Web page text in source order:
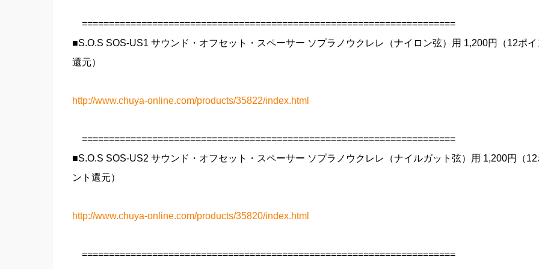
=====================================================================
■S.O.S SOS-US1 サウンド・オフセット・スペーサー ソプラノウクレレ（ナイロン弦）用 1,200円（12ポイ
還元）
http://www.chuya-online.com/products/35822/index.html
=====================================================================
■S.O.S SOS-US2 サウンド・オフセット・スペーサー ソプラノウクレレ（ナイルガット弦）用 1,200円（12
ント還元）
http://www.chuya-online.com/products/35820/index.html
=====================================================================